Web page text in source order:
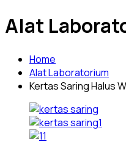
Alat
Home
Alat Laboratorium
Kertas Saring Halus